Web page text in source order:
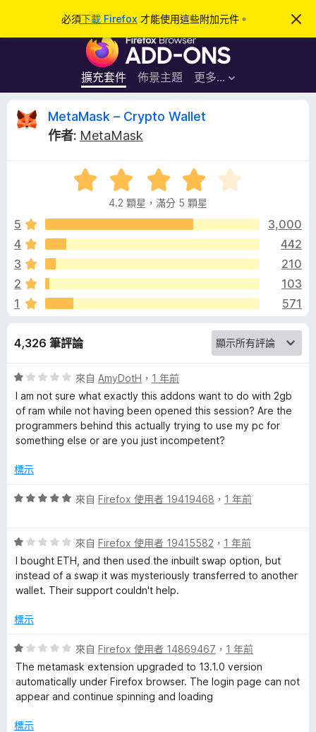
必須下載 Firefox 才能使用這些附加元件。
忽
此
F
r
e
覽
器
附
加
件
擴充套件 佈景主題 更多…
登入
M
a
M
a
k
–
C
y
p
t
o
a
l
MetaMask – Crypto Wallet
作者: MetaMask
評
價
.
分
滿
5
4.2 顆星，滿分 5 顆星
5
3,000
4
442
3
210
2
103
1
571
4,326 筆評論
評
價
1
分
，
分
分
來自 AmyDotH ， 1 年前
I am not sure what exactly this addons want to do with 2gb
of ram while not having been opened this session? Are the
programmers behind this actually trying to use my pc for
something else or are you just incompetent?
標示
評
分
，
滿
分
分
來自 Firefox 使用者 19419468 ， 1 年前
評
價
1
分
滿
5
分
來自 Firefox 使用者 19415582 ， 1 年前
I bought ETH, and then used the inbuilt swap option, but
instead of a swap it was mysteriously transferred to another
wallet. Their support couldn't help.
標示
評
價
1
分
滿
來自 Firefox 使用者 14869467 ， 1 年前
The metamask extension upgraded to 13.1.0 version
automatically under Firefox browser. The login page can not
appear and continue spinning and loading
標示